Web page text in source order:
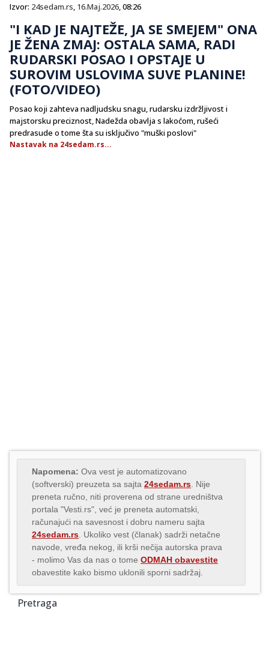
Izvor: 24sedam.rs, 16.Maj.2026, 08:26
"I KAD JE NAJTEŽE, JA SE SMEJEM" ONA
JE ŽENA ZMAJ: OSTALA SAMA, RADI
RUDARSKI POSAO I OPSTAJE U
SUROVIM USLOVIMA SUVE PLANINE!
(FOTO/VIDEO)
Posao koji zahteva nadljudsku snagu, rudarsku izdržljivost i
majstorsku preciznost, Nadežda obavlja s lakoćom, rušeći
predrasude o tome šta su isključivo "muški poslovi"
Nastavak na 24sedam.rs...
Napomena: Ova vest je automatizovano
(softverski) preuzeta sa sajta 24sedam.rs . Nije
preneta ručno, niti proverena od strane uredništva
portala "Vesti.rs", već je preneta automatski,
računajući na savesnost i dobru nameru sajta
24sedam.rs . Ukoliko vest (članak) sadrži netačne
navode, vređa nekog, ili krši nečija autorska prava
- molimo Vas da nas o tome ODMAH obavestite
obavestite kako bismo uklonili sporni sadržaj.
Pretraga